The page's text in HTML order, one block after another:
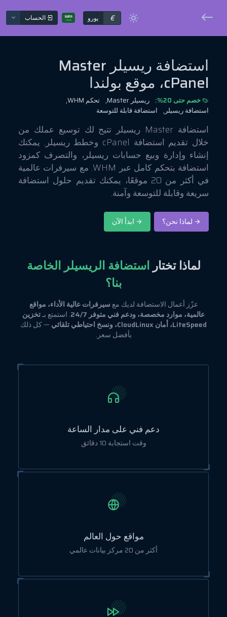
€ يورو الحساب
استضافة ريسيلر Master
cPanel، موقع بولندا
خصم حتى 20%: ريسيلر Master,
تحكم WHM,
استضافة ريسيلر, استضافة قابلة للتوسعة
استضافة Master ريسيلر تتيح لك توسيع عملك من
خلال تقديم استضافة cPanel وخطط ريسيلر. يمكنك
إنشاء وإدارة وبيع حسابات ريسيلر، والتصرف كمزود
استضافة بتحكم كامل عبر WHM. مع سيرفرات عالمية
في أكثر من 20 موقعًا، يمكنك تقديم حلول استضافة
سريعة وقابلة للتوسعة وآمنة.
لماذا تختاراستضافة الريسيلر الخاصة
بنا؟
عزّز أعمال الاستضافة لديك مع سيرفرات عالية الأداء، مواقع
عالمية، موارد مخصصة، ودعم فني متوفر 24/7
. استمتع بـتخزين
LiteSpeed، أمان CloudLinux، ونسخ احتياطي تلقائي
— كل ذلك
بأفضل سعر.
دعم فني على مدار الساعة
وقت استجابة 10 دقائق
مواقع حول العالم
أكثر من 20 مركز بيانات عالمي